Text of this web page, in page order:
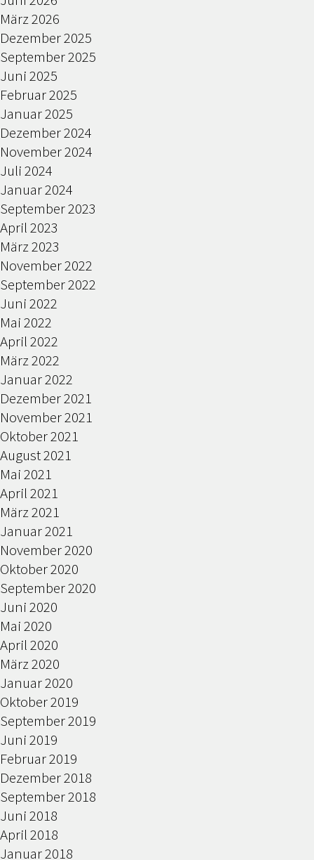
März 2026
Dezember 2025
September 2025
Juni 2025
Februar 2025
Januar 2025
Dezember 2024
November 2024
Juli 2024
Januar 2024
September 2023
April 2023
März 2023
November 2022
September 2022
Juni 2022
Mai 2022
April 2022
März 2022
Januar 2022
Dezember 2021
November 2021
Oktober 2021
August 2021
Mai 2021
April 2021
März 2021
Januar 2021
November 2020
Oktober 2020
September 2020
Juni 2020
Mai 2020
April 2020
März 2020
Januar 2020
Oktober 2019
September 2019
Juni 2019
Februar 2019
Dezember 2018
September 2018
Juni 2018
April 2018
Januar 2018